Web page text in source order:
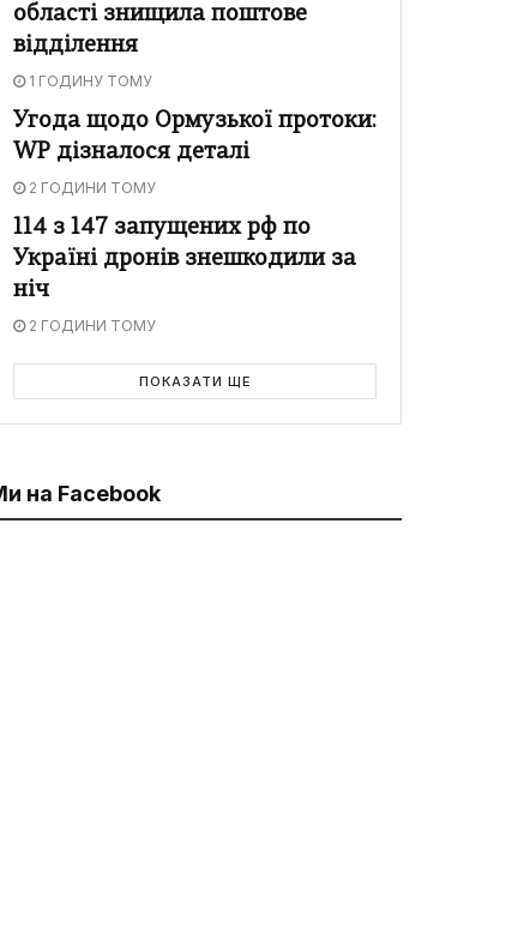
області знищила поштове
відділення
1 ГОДИНУ ТОМУ
Угода щодо Ормузької протоки:
WP дізналося деталі
2 ГОДИНИ ТОМУ
114 з 147 запущених рф по
Україні дронів знешкодили за
ніч
2 ГОДИНИ ТОМУ
ПОКАЗАТИ ЩЕ
на Facebook